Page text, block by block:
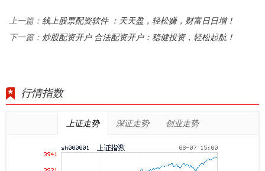
上一篇： 线上股票配资软件 ：天天盈，轻松赚，财富日日增！
下一篇： 炒股配资开户 合法配资开户：稳健投资，轻松起航！
行情指数
上证走势 深证走势 创业走势